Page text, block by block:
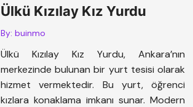
Ülkü Kızılay Kız Yurdu
By: buinmo
Ülkü Kızılay Kız Yurdu, Ankara’nın
merkezinde bulunan bir yurt tesisi olarak
hizmet vermektedir. Bu yurt, öğrenci
kızlara konaklama imkanı sunar. Modern